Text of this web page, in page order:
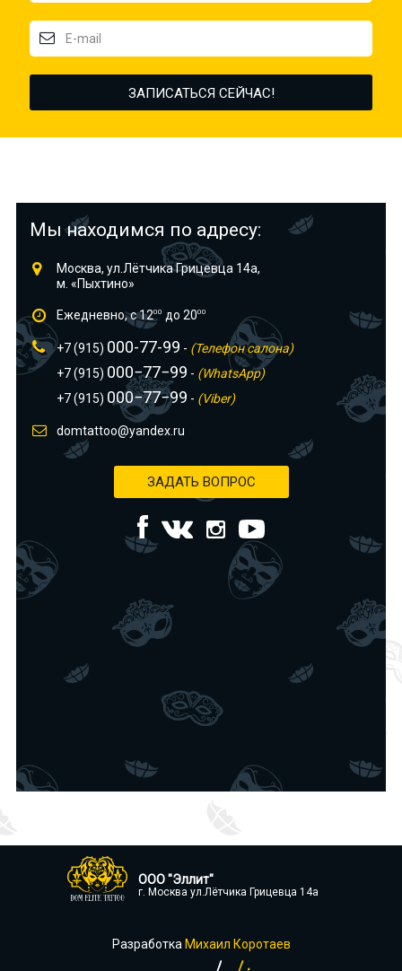
Мы находимся по адресу:
Москва, ул.Лётчика Грицевца 14а,
м. «Пыхтино»
Ежедневно, с 1200 до 2000
+7 (915) 000-77-99 - (Телефон салона)
+7 (915) 000−77−99 - (WhatsApp)
+7 (915) 000−77−99 - (Viber)
domtattoo@yandex.ru
ЗАДАТЬ ВОПРОС
ООО "Эллит"
г. Москва ул.Лётчика Грицевца 14а
Разработка Михаил Коротаев